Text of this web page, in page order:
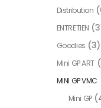
Distribution
ENTRETIEN
Goodies (3)
Mini GP ART
MINI GP VMC
Mini GP